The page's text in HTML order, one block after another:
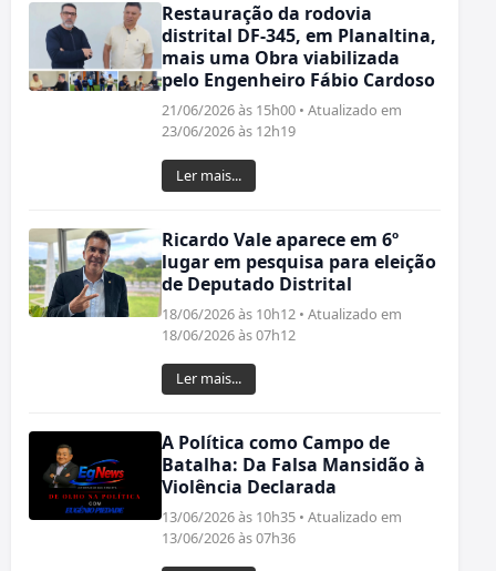
Restauração da rodovia
distrital DF-345, em Planaltina,
mais uma Obra viabilizada
pelo Engenheiro Fábio Cardoso
21/06/2026 às 15h00 • Atualizado em
23/06/2026 às 12h19
Ler mais...
Ricardo Vale aparece em 6º
lugar em pesquisa para eleição
de Deputado Distrital
18/06/2026 às 10h12 • Atualizado em
18/06/2026 às 07h12
Ler mais...
A Política como Campo de
Batalha: Da Falsa Mansidão à
Violência Declarada
13/06/2026 às 10h35 • Atualizado em
13/06/2026 às 07h36